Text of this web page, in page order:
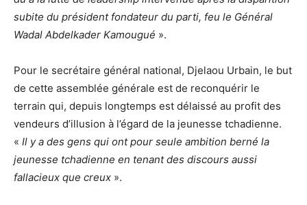
subite du président fondateur du parti, feu le Général
Wadal Abdelkader Kamougué ».
Pour le secrétaire général national, Djelaou Urbain, le but
de cette assemblée générale est de reconquérir le
terrain qui, depuis longtemps est délaissé au profit des
vendeurs d’illusion à l’égard de la jeunesse tchadienne.
« Il y a des gens qui ont pour seule ambition berné la
jeunesse tchadienne en tenant des discours aussi
fallacieux que creux ».